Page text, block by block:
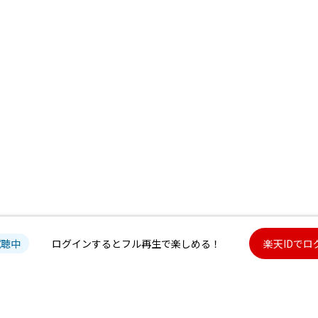
中 ログインするとフル再生で楽しめる！ 楽天IDでロ